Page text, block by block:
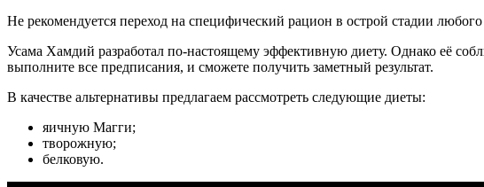
Не рекомендуется переход на специфический рацион в острой стадии
Усама Хамдий разработал по-настоящему эффективную диету. Однако её
выполните все предписания, и сможете получить заметный результат.
В качестве альтернативы предлагаем рассмотреть следующие диеты:
яичную Магги;
творожную;
белковую.